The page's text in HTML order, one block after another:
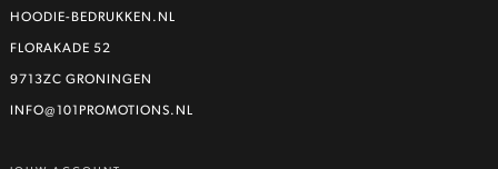
Deze
optie
gekozen
worden
HOODIE-BEDRUKKEN.NL
FLORAKADE 52
9713ZC GRONINGEN
INFO@101PROMOTIONS.NL